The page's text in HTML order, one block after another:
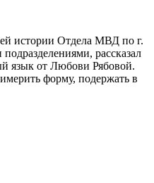
истории Отдела МВД по г.
рассказал
язык от Любови Рябовой.
форму, подержать в